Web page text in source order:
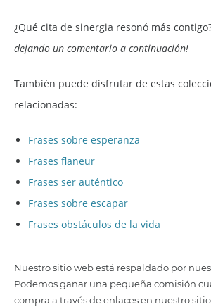
¿Qué cita de sinergia resonó más
dejando un comentario a continuación!
También puede disfrutar de estas
relacionadas:
Frases sobre esperanza
Frases flaneur
Frases ser auténtico
Frases sobre escapar
Frases obstáculos de la vida
Nuestro sitio web está respaldado por
Podemos ganar una pequeña comisión
compra a través de enlaces en nuestro